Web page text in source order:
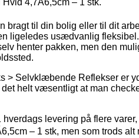
bragt til din bolig eller til dit
ligeledes usædvanlig
henter pakken, men den
> Selvklæbende Reflekser er
helt væsentligt at man
levering på flere
– 1 stk, men som trods